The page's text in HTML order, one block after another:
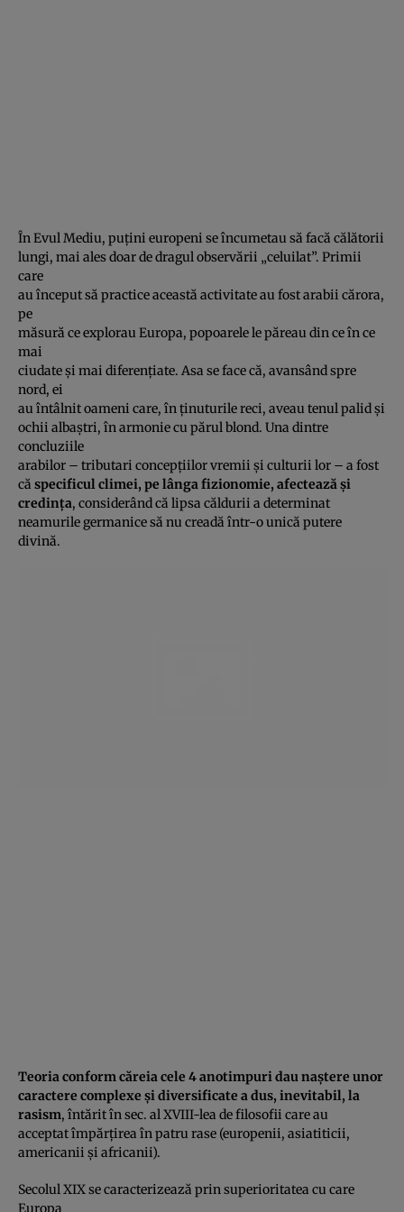
În Evul Mediu, puţini europeni se încumetau să facă călătorii
lungi, mai ales doar de dragul observării „celuilat”. Primii
care
au început să practice această activitate au fost arabii cărora,
pe
măsură ce explorau Europa, popoarele le păreau din ce în ce
mai
ciudate şi mai diferenţiate. Asa se face că, avansând spre
nord, ei
au întâlnit oameni care, în ţinuturile reci, aveau tenul palid şi
ochii albaştri, în armonie cu părul blond. Una dintre
concluziile
arabilor – tributari concepţiilor vremii şi culturii lor – a fost
că specificul climei, pe lânga fizionomie, afectează şi
credinţa, considerând că lipsa căldurii a determinat
neamurile germanice să nu creadă într-o unică putere
divină.
Teoria conform căreia cele 4 anotimpuri dau naştere unor
caractere complexe şi diversificate a dus, inevitabil, la
rasism, întărit în sec. al XVIII-lea de filosofii care au
acceptat împărţirea în patru rase (europenii, asiatiticii,
americanii şi africanii).
Secolul XIX se caracterizează prin superioritatea cu care
Europa